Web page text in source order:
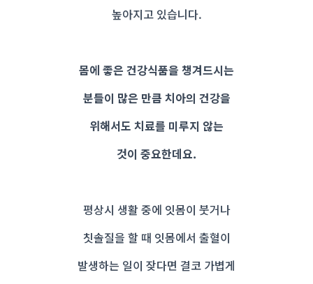
높아지고 있습니다.
몸에 좋은 건강식품을 챙겨드시는
분들이 많은 만큼 치아의 건강을
위해서도 치료를 미루지 않는
것이 중요한데요.
평상시 생활 중에 잇몸이 붓거나
칫솔질을 할 때 잇몸에서 출혈이
발생하는 일이 잦다면 결코 가볍게